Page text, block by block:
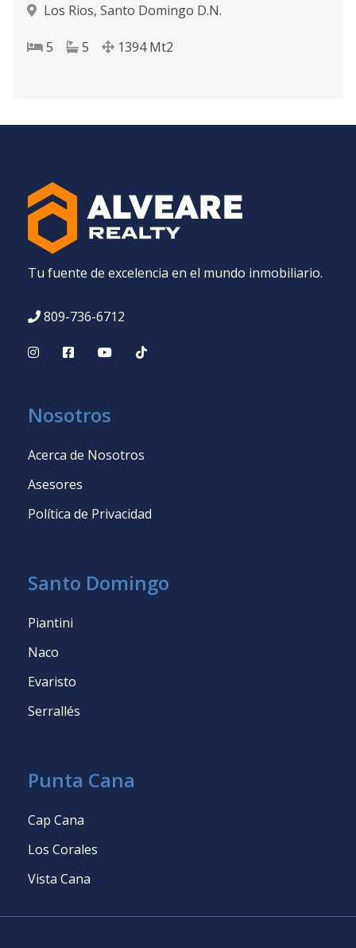
Los Rios, Santo Domingo D.N.
5 5 1394 Mt2
Tu fuente de excelencia en el mundo inmobiliario.
809-736-6712
Nosotros
Acerca de Nosotros
Asesores
Política de Privacidad
Santo Domingo
Piantini
Naco
Evaristo
Serrallés
Punta Cana
Cap Cana
Los Corales
Vista Cana